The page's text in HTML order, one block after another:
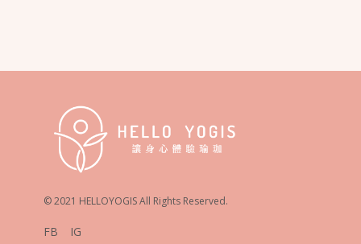
© 2021 HELLOYOGIS All Rights Reserved.
FB
IG